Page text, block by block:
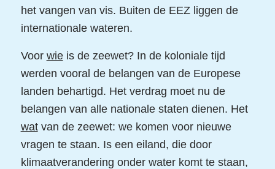
het vangen van vis. Buiten de EEZ liggen de
internationale wateren.
Voor wieis de zeewet? In de koloniale tijd
werden vooral de belangen van de Europese
landen behartigd. Het verdrag moet nu de
belangen van alle nationale staten dienen. Het
watvan de zeewet: we komen voor nieuwe
vragen te staan. Is een eiland, die door
klimaatverandering onder water komt te staan,